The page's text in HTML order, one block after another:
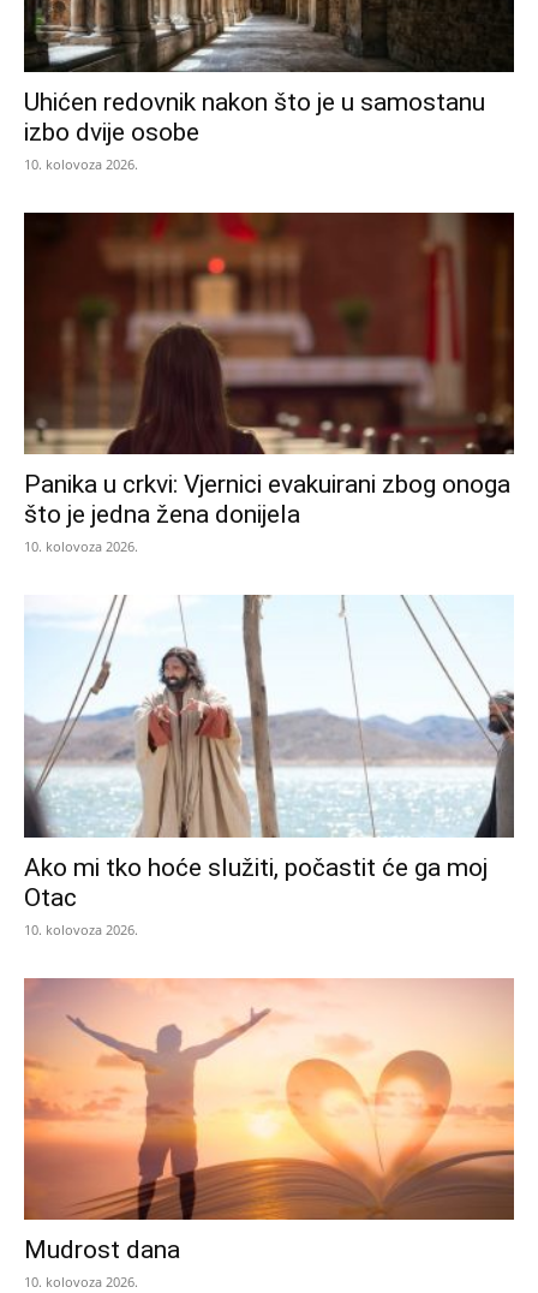
Uhićen redovnik nakon što je u samostanu
izbo dvije osobe
10. kolovoza 2026.
Panika u crkvi: Vjernici evakuirani zbog onoga
što je jedna žena donijela
10. kolovoza 2026.
Ako mi tko hoće služiti, počastit će ga moj
Otac
10. kolovoza 2026.
Mudrost dana
10. kolovoza 2026.